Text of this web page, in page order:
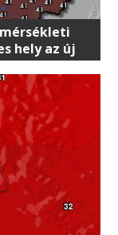
hely az új